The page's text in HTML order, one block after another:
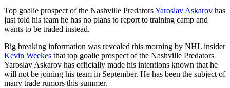
Top goalie prospect of the Nashville PredatorsYaroslav Askarov has
just told his team he has no plans to report to training camp and
wants to be traded instead.
Big breaking information was revealed this morning by NHL insider
Kevin Weekes that top goalie prospect of the Nashville Predators
Yaroslav Askarov has officially made his intentions known that he
will not be joining his team in September. He has been the subject of
many trade rumors this summer.